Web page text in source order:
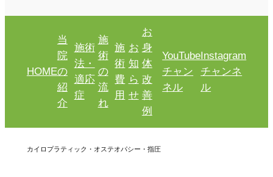
HOME
当
院
の
紹
介
施術
法・
適応
症
施
術
の
流
れ
施
術
費
用
お
知
ら
せ
お
身
体
改
善
例
YouTube
チャン
ネル
Instagram
チャンネ
ル
カイロプラティック・オステオパシー・指圧